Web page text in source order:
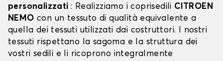
personalizzati: Realizziamo i coprisedili CITROEN
NEMO con un tessuto di qualità equivalente a
quella dei tessuti utilizzati dai costruttori. I nostri
tessuti rispettano la sagoma e la struttura dei
vostri sedili e li ricoprono integralmente